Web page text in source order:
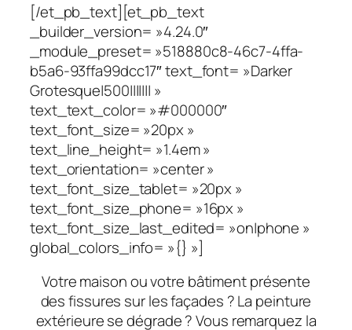
[/et_pb_text][et_pb_text
_builder_version= »4.24.0″
_module_preset= »518880c8-46c7-4ffa-
b5a6-93ffa99dcc17″ text_font= »Darker
Grotesque|500||||||| »
text_text_color= »#000000″
text_font_size= »20px »
text_line_height= »1.4em »
text_orientation= »center »
text_font_size_tablet= »20px »
text_font_size_phone= »16px »
text_font_size_last_edited= »on|phone »
global_colors_info= »{} »]
Votre maison ou votre bâtiment présente
des fissures sur les façades ? La peinture
extérieure se dégrade ? Vous remarquez la